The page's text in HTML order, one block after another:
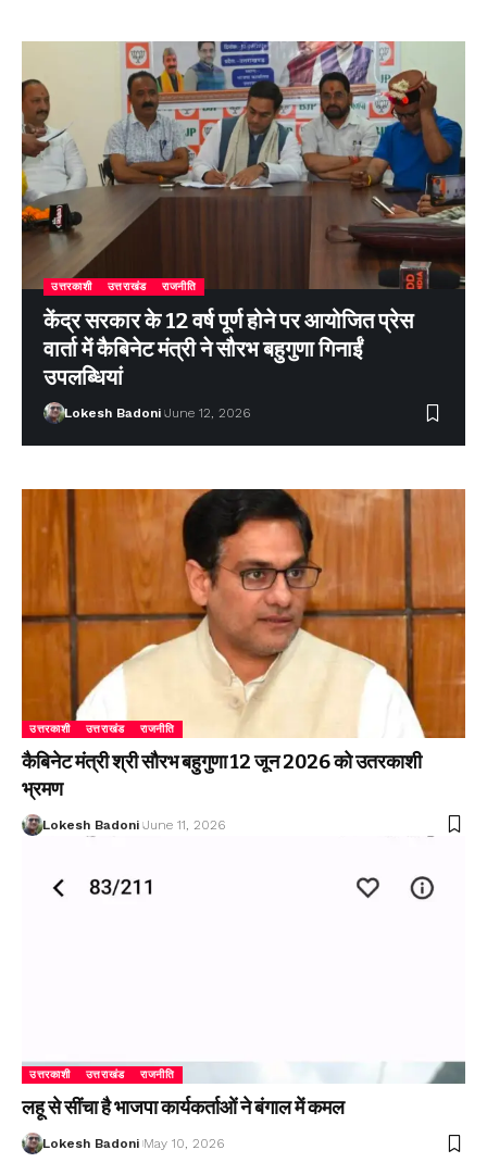
उत्तरकाशी उत्तराखंड राजनीति
केंद्र सरकार के 12 वर्ष पूर्ण होने पर आयोजित प्रेस
वार्ता में कैबिनेट मंत्री ने सौरभ बहुगुणा गिनाईं
उपलब्धियां
Lokesh Badoni June 12, 2026
उत्तरकाशी उत्तराखंड राजनीति
कैबिनेट मंत्री श्री सौरभ बहुगुणा 12 जून 2026 को उतरकाशी
भ्रमण
Lokesh Badoni June 11, 2026
उत्तरकाशी उत्तराखंड राजनीति
लहू से सींचा है भाजपा कार्यकर्ताओं ने बंगाल में कमल
Lokesh Badoni May 10, 2026